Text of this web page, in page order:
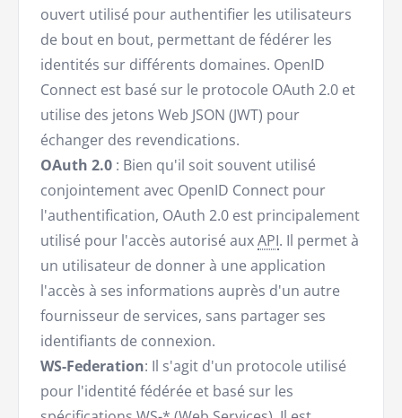
ouvert utilisé pour authentifier les utilisateurs
de bout en bout, permettant de fédérer les
identités sur différents domaines. OpenID
Connect est basé sur le protocole OAuth 2.0 et
utilise des jetons Web JSON (JWT) pour
échanger des revendications.
OAuth 2.0 : Bien qu'il soit souvent utilisé
conjointement avec OpenID Connect pour
l'authentification, OAuth 2.0 est principalement
utilisé pour l'accès autorisé auxAPI. Il permet à
un utilisateur de donner à une application
l'accès à ses informations auprès d'un autre
fournisseur de services, sans partager ses
identifiants de connexion.
WS-Federation: Il s'agit d'un protocole utilisé
pour l'identité fédérée et basé sur les